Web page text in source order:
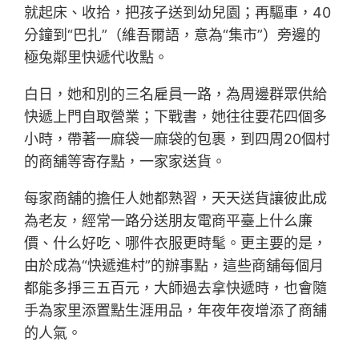
就起床、收拾，把孩子送到幼兒園；再驅車，40
分鐘到“巴扎”（維吾爾語，意為“集市”）旁邊的
極兔鄰里快遞代收點。
白日，她和別的三名雇員一路，為周邊群眾供給
快遞上門自取營業；下戰書，她往往要花四個多
小時，帶著一麻袋一麻袋的包裹，到四周20個村
的商舖等寄存點，一家家送貨。
每家商舖的擔任人她都熟習，天天送貨讓彼此成
為老友，經常一路分送朋友電商平臺上什么廉
價、什么好吃、哪件衣服更時髦。更主要的是，
由於成為“快遞進村”的辦事點，這些商舖每個月
都能多掙三五百元，大師過去拿快遞時，也會隨
手為家里添置點生涯用品，年夜年夜增添了商舖
的人氣。